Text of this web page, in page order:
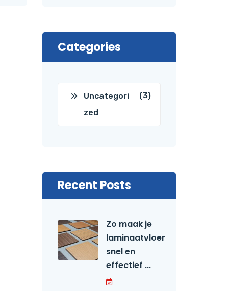
Categories
Uncategori
zed
(3)
Recent Posts
Zo maak je
laminaatvloer
snel en
effectief ...